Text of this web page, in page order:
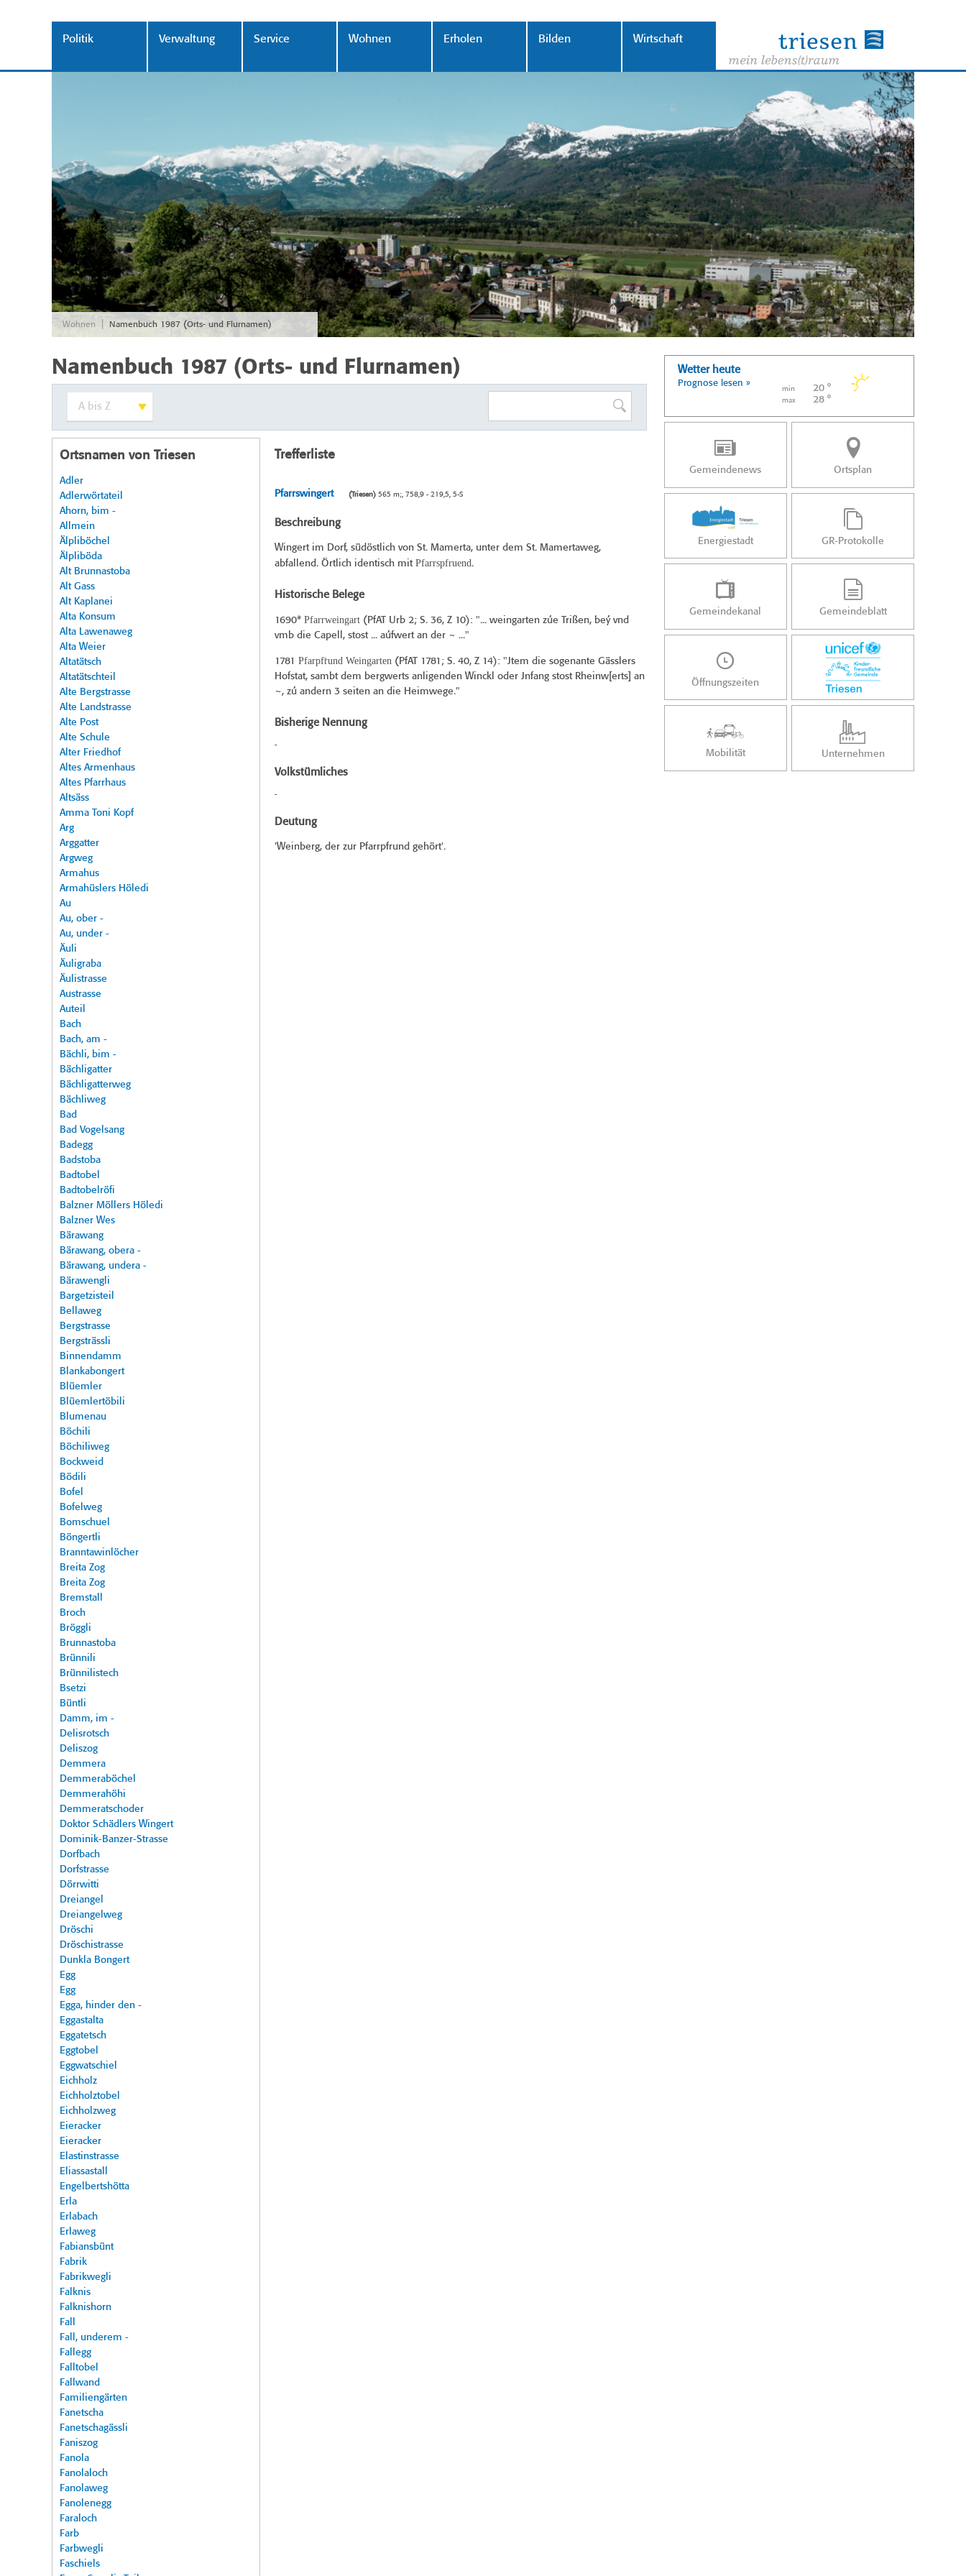
Politik Verwaltung Service Wohnen Erholen Bilden Wirtschaft
Wohnen Namenbuch 1987 (Orts- und Flurnamen)
Namenbuch 1987 (Orts- und Flurnamen)
Ortsnamen von Triesen
Adler
Adlerwörtateil
Ahorn, bim -
Allmein
Älpliböchel
Älpliböda
Alt Brunnastoba
Alt Gass
Alt Kaplanei
Alta Konsum
Alta Lawenaweg
Alta Weier
Altatätsch
Altatätschteil
Alte Bergstrasse
Alte Landstrasse
Alte Post
Alte Schule
Alter Friedhof
Altes Armenhaus
Altes Pfarrhaus
Altsäss
Amma Toni Kopf
Arg
Arggatter
Argweg
Armahus
Armahüslers Höledi
Au
Au, ober -
Au, under -
Äuli
Äuligraba
Äulistrasse
Austrasse
Auteil
Bach
Bach, am -
Bächli, bim -
Bächligatter
Bächligatterweg
Bächliweg
Bad
Bad Vogelsang
Badegg
Badstoba
Badtobel
Badtobelröfi
Balzner Möllers Höledi
Balzner Wes
Bärawang
Bärawang, obera -
Bärawang, undera -
Bärawengli
Bargetzisteil
Bellaweg
Bergstrasse
Bergsträssli
Binnendamm
Blankabongert
Blüemler
Blüemlertöbili
Blumenau
Böchili
Böchiliweg
Bockweid
Bödili
Bofel
Bofelweg
Bomschuel
Böngertli
Branntawinlöcher
Breita Zog
Breita Zog
Bremstall
Broch
Bröggli
Brunnastoba
Brünnili
Brünnilistech
Bsetzi
Büntli
Damm, im -
Delisrotsch
Deliszog
Demmera
Demmeraböchel
Demmerahöhi
Demmeratschoder
Doktor Schädlers Wingert
Dominik-Banzer-Strasse
Dorfbach
Dorfstrasse
Dörrwitti
Dreiangel
Dreiangelweg
Dröschi
Dröschistrasse
Dunkla Bongert
Egg
Egg
Egga, hinder den -
Eggastalta
Eggatetsch
Eggtobel
Eggwatschiel
Eichholz
Eichholztobel
Eichholzweg
Eieracker
Eieracker
Elastinstrasse
Eliassastall
Engelbertshötta
Erla
Erlabach
Erlaweg
Fabiansbünt
Fabrik
Fabrikwegli
Falknis
Falknishorn
Fall
Fall, underem -
Fallegg
Falltobel
Fallwand
Familiengärten
Fanetscha
Fanetschagässli
Faniszog
Fanola
Fanolaloch
Fanolaweg
Fanolenegg
Faraloch
Farb
Farbwegli
Faschiels
Trefferliste
Pfarrswingert (Triesen)565 m;, 758,9 - 219,5, 5-S
Beschreibung
Wingert im Dorf, südöstlich von St. Mamerta, unter dem St. Mamertaweg,
abfallend. Örtlich identisch mit Pfarrspfruend.
Historische Belege
1690* Pfarrweingart( PfAT Urb 2; S. 36, Z 10): "... weingarten zúe Trißen, beý vnd
vmb die Capell, stost ... aúfwert an der ~ ..."
1781 Pfarpfr̀und Weingarten( PfAT 1781 ; S. 40, Z 14): "Jtem die sogenante Gässlers
Hofstat, sambt dem bergwerts anligenden Winckl oder Jnfang stost Rheinw[erts] an
~, zú andern 3 seiten an die Heimwege."
Bisherige Nennung
-
Volkstümliches
-
Deutung
'Weinberg, der zur Pfarrpfrund gehört'.
Wetter heute
Prognose lesen »
min 20 °
max 28 °
Gemeindenews Ortsplan
Energiestadt GR-Protokolle
Gemeindekanal Gemeindeblatt
Öffnungszeiten
Mobilität Unternehmen